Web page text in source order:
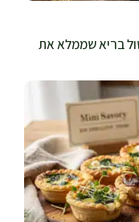
בריא שממלא את